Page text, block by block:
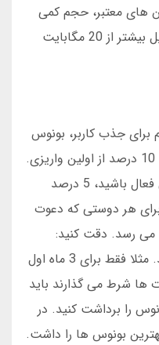
های معتبر، حجم کمی
دارند؛ حداکثر 15 مگابایت. اگر فایل بیشتر از 20 مگابایت
برای جذب کاربر، بونوس
می دهند. بونوس ثبت نام: معمولا 10 درصد از اولین واریزی.
بونوس وفاداری: اگر 30 روز متوالی فعال باشید، 5 درصد
هر دوستی که دعوت
شما می رسد. دقت کنید:
بونوس ها معمولا محدودیت دارند. مثلا فقط برای 3 ماه اول
ها شرط می گذارند باید
را برداشت کنید. در
بونوس ها را داشت.